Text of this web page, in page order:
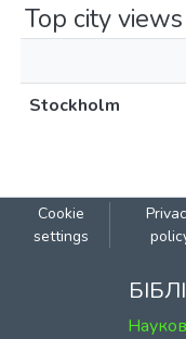
Top city views
Stockholm
Cookie
settings